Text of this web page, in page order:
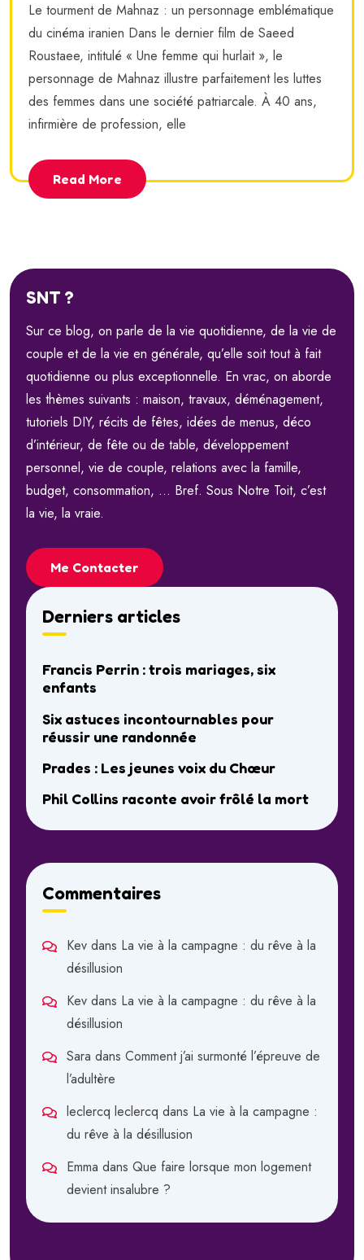
Le tourment de Mahnaz : un personnage emblématique
du cinéma iranien Dans le dernier film de Saeed
Roustaee, intitulé « Une femme qui hurlait », le
personnage de Mahnaz illustre parfaitement les luttes
des femmes dans une société patriarcale. À 40 ans,
infirmière de profession, elle
Read More
SNT ?
Sur ce blog, on parle de la vie quotidienne, de la vie de
couple et de la vie en générale, qu’elle soit tout à fait
quotidienne ou plus exceptionnelle. En vrac, on aborde
les thèmes suivants : maison, travaux, déménagement,
tutoriels DIY, récits de fêtes, idées de menus, déco
d’intérieur, de fête ou de table, développement
personnel, vie de couple, relations avec la famille,
budget, consommation, … Bref. Sous Notre Toit, c’est
la vie, la vraie.
Me Contacter
Derniers articles
Francis Perrin : trois mariages, six
enfants
Six astuces incontournables pour
réussir une randonnée
Prades : Les jeunes voix du Chœur
Phil Collins raconte avoir frôlé la mort
Commentaires
Kev dans La vie à la campagne : du rêve à la
désillusion
Kev dans La vie à la campagne : du rêve à la
désillusion
Sara dans Comment j’ai surmonté l’épreuve de
l’adultère
leclercq leclercq dans La vie à la campagne :
du rêve à la désillusion
Emma dans Que faire lorsque mon logement
devient insalubre ?